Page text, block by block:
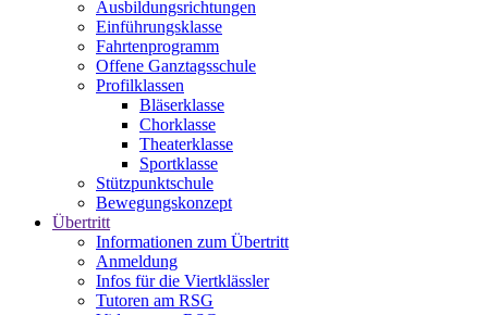
Ausbildungsrichtungen
Einführungsklasse
Fahrtenprogramm
Offene Ganztagsschule
Profilklassen
Bläserklasse
Chorklasse
Theaterklasse
Sportklasse
Stützpunktschule
Bewegungskonzept
Übertritt
Informationen zum Übertritt
Anmeldung
Infos für die Viertklässler
Tutoren am RSG